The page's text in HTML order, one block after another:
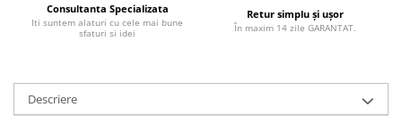
Consultanta Specializata
Iti suntem alaturi cu cele mai bune
sfaturi si idei
Retur simplu și ușor
În maxim 14 zile GARANTAT.
Descriere